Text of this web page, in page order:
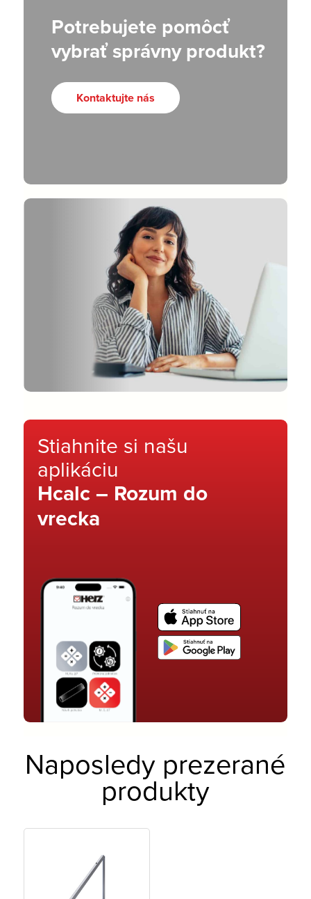
Potrebujete pomôcť
vybrať správny produkt?
Kontaktujte nás
Stiahnite si našu
aplikáciu
Hcalc – Rozum do
vrecka
Naposledy prezerané
produkty